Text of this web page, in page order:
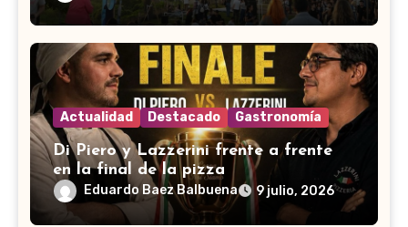
Actualidad Destacado Gastronomía
Di Piero y Lazzerini frente a frente
en la final de la pizza
Eduardo Baez Balbuena 9 julio, 2026